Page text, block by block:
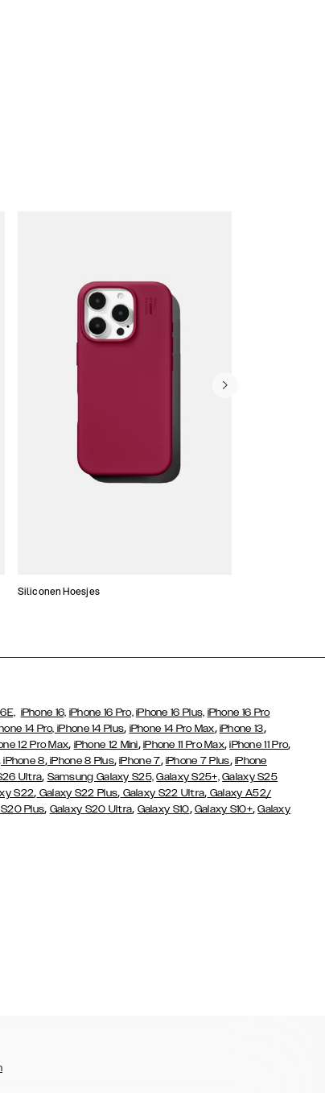
Siliconen Hoesjes
iPhone 16, iPhone 16 Pro, iPhone 16 Plus, iPhone 16 Pro
14 Pro, iPhone 14 Plus, iPhone 14 Pro Max, iPhone 13,
12 Pro Max, iPhone 12 Mini, iPhone 11 Pro Max,iPhone 11 Pro,
iPhone 8,iPhone 8 Plus,iPhone 7, iPhone 7 Plus, iPhone
Ultra, Samsung Galaxy S25, Galaxy S25+, Galaxy S25
S22, Galaxy S22 Plus, Galaxy S22 Ultra, Galaxy A52/
Plus, Galaxy S20 Ultra, Galaxy S10, Galaxy S10+,Galaxy